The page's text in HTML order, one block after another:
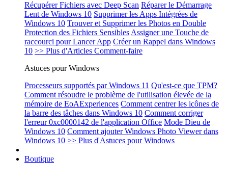
Récupérer Fichiers avec Deep Scan Réparer le Démarrage
Lent de Windows 10 Supprimer les Apps Intégrées de
Windows 10 Trouver et Supprimer les Photos en Double
Protection des Fichiers Sensibles Assigner une Touche de
raccourci pour Lancer App Créer un Rappel dans Windows
10 >> Plus d'Articles Comment-faire
Astuces pour Windows
Processeurs supportés par Windows 11 Qu'est-ce que TPM?
Comment résoudre le problème de l'utilisation élevée de la
mémoire de EoAExperiences Comment centrer les icônes de
la barre des tâches dans Windows 10 Comment corriger
l'erreur 0xc0000142 de l'application Office Mode Dieu de
Windows 10 Comment ajouter Windows Photo Viewer dans
Windows 10 >> Plus d'Astuces pour Windows
Boutique